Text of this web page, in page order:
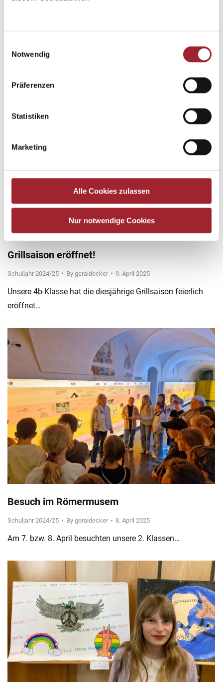
Notwendig
Präferenzen
Statistiken
Marketing
Alle Cookies zulassen
Nur notwendige Cookies
Grillsaison eröffnet!
Schuljahr 2024/25 By geraldecker 9. April 2025
Unsere 4b-Klasse hat die diesjährige Grillsaison feierlich
eröffnet…
Besuch im Römermusem
Schuljahr 2024/25 By geraldecker 8. April 2025
Am 7. bzw. 8. April besuchten unsere 2. Klassen…